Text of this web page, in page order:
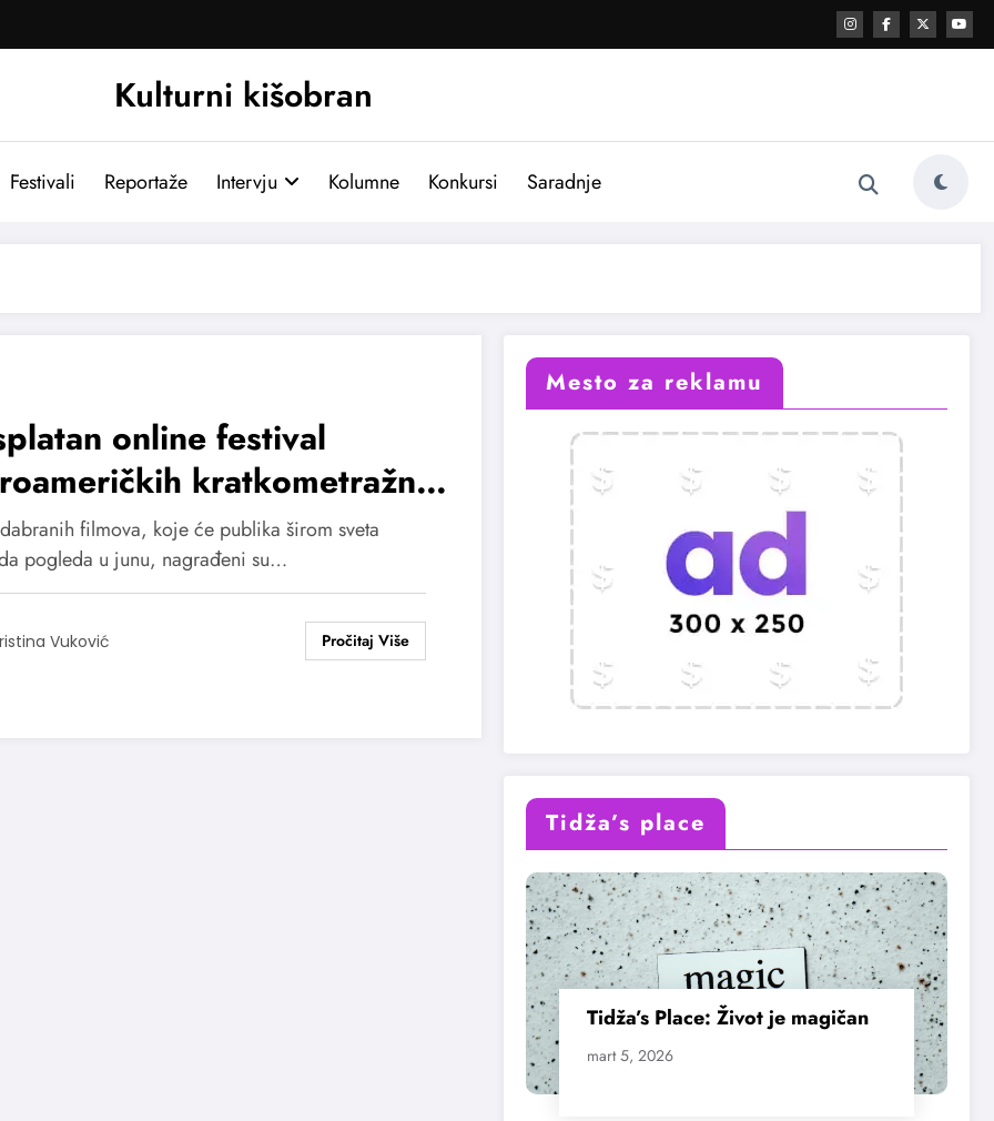
Kulturni kišobran
Festivali Reportaže Intervju Kolumne Konkursi Saradnje
online festival
kratkometražnih
u junu
filmova, koje će publika širom sveta
pogleda u junu, nagrađeni su…
Vuković
Mesto za reklamu
Tidža’s place
Tidža’s Place: Život je magičan
mart 5, 2026